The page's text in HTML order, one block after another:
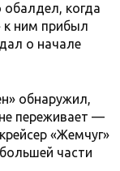
обалдел, когда
к ним прибыл
о начале
обнаружил,
переживает —
«Жемчуг»
части